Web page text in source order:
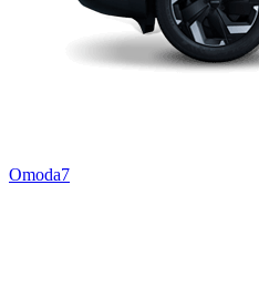
Omoda7